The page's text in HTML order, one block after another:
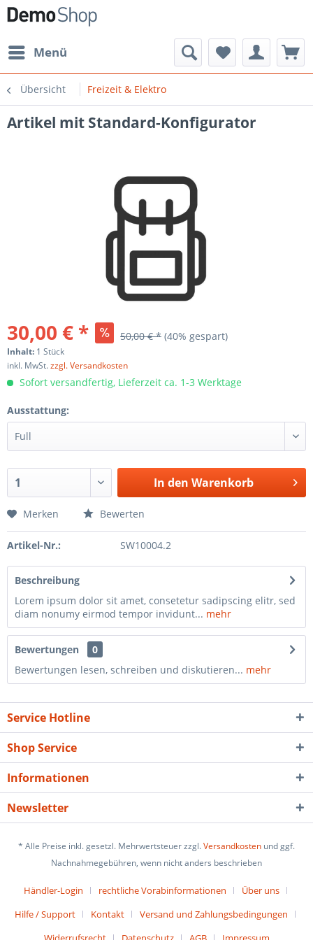
Menü
Übersicht Freizeit & Elektro
Artikel mit Standard-Konfigurator
30,00 € * 50,00 € * (40% gespart)
Inhalt: 1 Stück
inkl. MwSt.zzgl. Versandkosten
Sofort versandfertig, Lieferzeit ca. 1-3 Werktage
Ausstattung:
In den Warenkorb
Merken Bewerten
Artikel-Nr.: SW10004.2
Beschreibung
Lorem ipsum dolor sit amet, consetetur sadipscing elitr, sed
diam nonumy eirmod tempor invidunt... mehr
Bewertungen
0
Bewertungen lesen, schreiben und diskutieren... mehr
Service Hotline
Shop Service
Informationen
Newsletter
* Alle Preise inkl. gesetzl. Mehrwertsteuer zzgl.Versandkosten und ggf.
Nachnahmegebühren, wenn nicht anders beschrieben
Händler-Login rechtliche Vorabinformationen
Über uns
Hilfe / Support
Kontakt
Versand und Zahlungsbedingungen